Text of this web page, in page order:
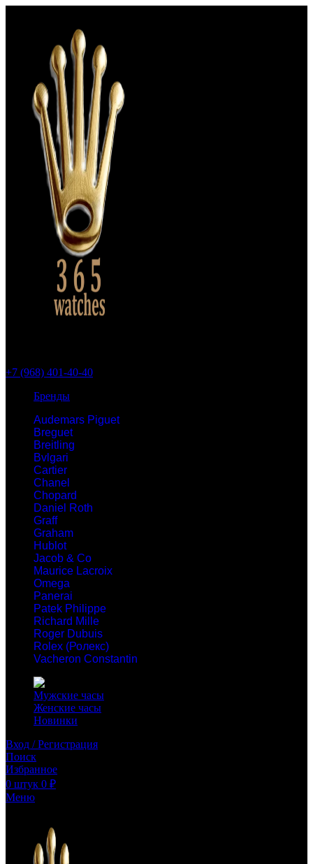
+7 (968) 401-40-40
Бренды
Audemars Piguet
Breguet
Breitling
Bvlgari
Cartier
Chanel
Chopard
Daniel Roth
Graff
Graham
Hublot
Jacob & Co
Maurice Lacroix
Omega
Panerai
Patek Philippe
Richard Mille
Roger Dubuis
Rolex (Ролекс)
Vacheron Constantin
Мужские часы
Женские часы
Новинки
Вход / Регистрация
Поиск
Избранное
0 штук 0 ₽
Меню